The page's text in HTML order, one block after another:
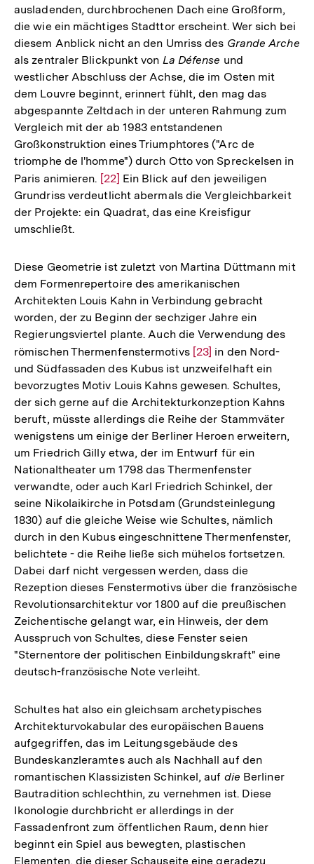
ausladenden, durchbrochenen Dach eine Großform,
die wie ein mächtiges Stadttor erscheint. Wer sich bei
diesem Anblick nicht an den Umriss des Grande Arche
als zentraler Blickpunkt von La Défense und
westlicher Abschluss der Achse, die im Osten mit
dem Louvre beginnt, erinnert fühlt, den mag das
abgespannte Zeltdach in der unteren Rahmung zum
Vergleich mit der ab 1983 entstandenen
Großkonstruktion eines Triumphtores ("Arc de
triomphe de l'homme") durch Otto von Spreckelsen in
Paris animieren. Zur
Auflösung
der
[22] Ein Blick auf den jeweiligen
Grundriss verdeutlicht abermals die Vergleichbarkeit
der Projekte: ein Quadrat, das eine Kreisfigur
umschließt.
Diese Geometrie ist zuletzt von Martina Düttmann mit
dem Formenrepertoire des amerikanischen
Architekten Louis Kahn in Verbindung gebracht
worden, der zu Beginn der sechziger Jahre ein
Regierungsviertel plante. Auch die Verwendung des
römischen Thermenfenstermotivs Zur
Auflösung
der
Fußnote
[23] in den Nord-
und Südfassaden des Kubus ist unzweifelhaft ein
bevorzugtes Motiv Louis Kahns gewesen. Schultes,
der sich gerne auf die Architekturkonzeption Kahns
beruft, müsste allerdings die Reihe der Stammväter
wenigstens um einige der Berliner Heroen erweitern,
um Friedrich Gilly etwa, der im Entwurf für ein
Nationaltheater um 1798 das Thermenfenster
verwandte, oder auch Karl Friedrich Schinkel, der
seine Nikolaikirche in Potsdam (Grundsteinlegung
1830) auf die gleiche Weise wie Schultes, nämlich
durch in den Kubus eingeschnittene Thermenfenster,
belichtete - die Reihe ließe sich mühelos fortsetzen.
Dabei darf nicht vergessen werden, dass die
Rezeption dieses Fenstermotivs über die französische
Revolutionsarchitektur vor 1800 auf die preußischen
Zeichentische gelangt war, ein Hinweis, der dem
Ausspruch von Schultes, diese Fenster seien
"Sternentore der politischen Einbildungskraft" eine
deutsch-französische Note verleiht.
Schultes hat also ein gleichsam archetypisches
Architekturvokabular des europäischen Bauens
aufgegriffen, das im Leitungsgebäude des
Bundeskanzleramtes auch als Nachhall auf den
romantischen Klassizisten Schinkel, auf die Berliner
Bautradition schlechthin, zu vernehmen ist. Diese
Ikonologie durchbricht er allerdings in der
Fassadenfront zum öffentlichen Raum, denn hier
beginnt ein Spiel aus bewegten, plastischen
Elementen, die dieser Schauseite eine geradezu